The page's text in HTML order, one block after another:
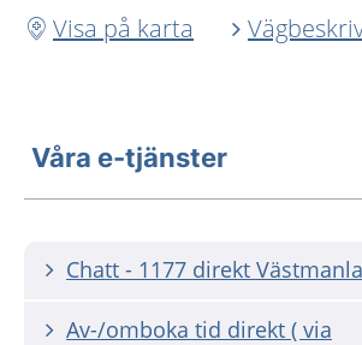
Visa på karta
Våra e-tjänster
Chatt - 1177 direkt
Av-/omboka tid direkt ( via